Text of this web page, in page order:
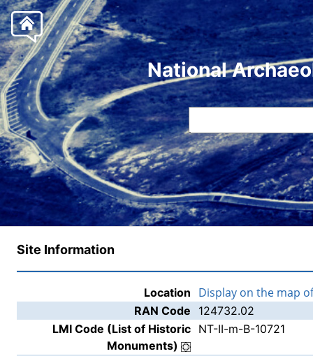
National
Site Information
Location Display on the map
RAN Code
124732.02
LMI Code (List of Historic
Monuments)
NT-II-m-B-10721